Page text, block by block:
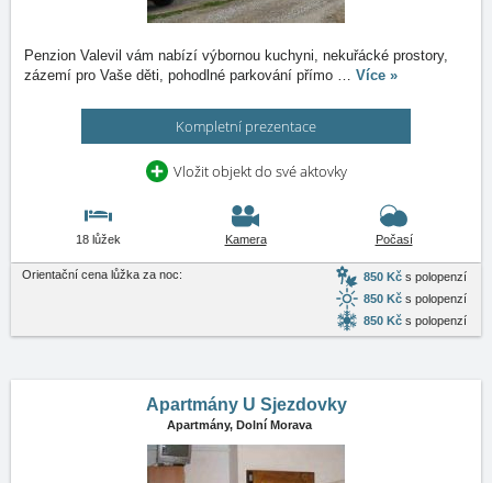
Penzion Valevil vám nabízí výbornou kuchyni, nekuřácké prostory,
zázemí pro Vaše děti, pohodlné parkování přímo … Více »
Kompletní prezentace
Vložit objekt do své aktovky
18 lůžek Kamera Počasí
Orientační cena lůžka za noc: 850 Kč s polopenzí
850 Kč s polopenzí
850 Kč s polopenzí
Apartmány U Sjezdovky
Apartmány, Dolní Morava